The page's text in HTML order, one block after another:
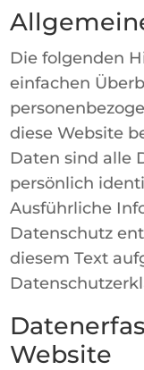
Die folgenden
einfachen
diese Website
Daten sind alle
persönlich
Ausführliche
Datenschutz
diesem Text
Website